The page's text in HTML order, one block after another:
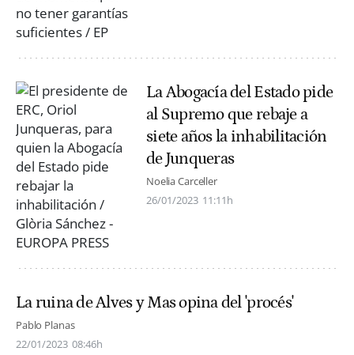
La Abogacía del Estado pide
al Supremo que rebaje a
siete años la inhabilitación
de Junqueras
Noelia Carceller
26/01/2023 11:11h
La ruina de Alves y Mas opina del 'procés'
Pablo Planas
22/01/2023 08:46h